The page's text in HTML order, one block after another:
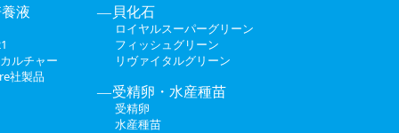
液
ルチャー
社製品
貝化石
ロイヤルスーパーグリーン
フィッシュグリーン
リヴァイタルグリーン
受精卵・水産種苗
受精卵
水産種苗